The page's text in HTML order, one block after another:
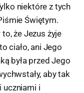
niektóre z tych
Świętym.
że Jezus żyje
ciało, ani Jego
była przed Jego
aby tak
uczniami i